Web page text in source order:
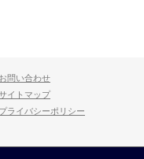
お問い合わせ
イトマップ
プライバシーポリシー